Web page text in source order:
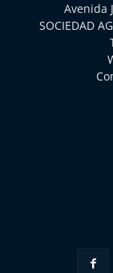
Avenida
SOCIEDAD